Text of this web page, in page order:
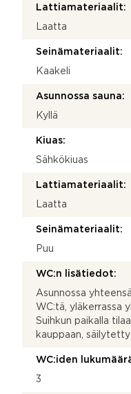
Lattiamateriaalit:
Laatta
Seinämateriaalit:
Kaakeli
Asunnossa sauna:
Kyllä
Kiuas:
Sähkökiuas
Lattiamateriaalit:
Laatta
Seinämateriaalit:
Puu
WC:n lisätiedot:
Asunnossa
WC:tä, yläkerrassa
Suihkun paikalla
kauppaan,
WC:iden
3